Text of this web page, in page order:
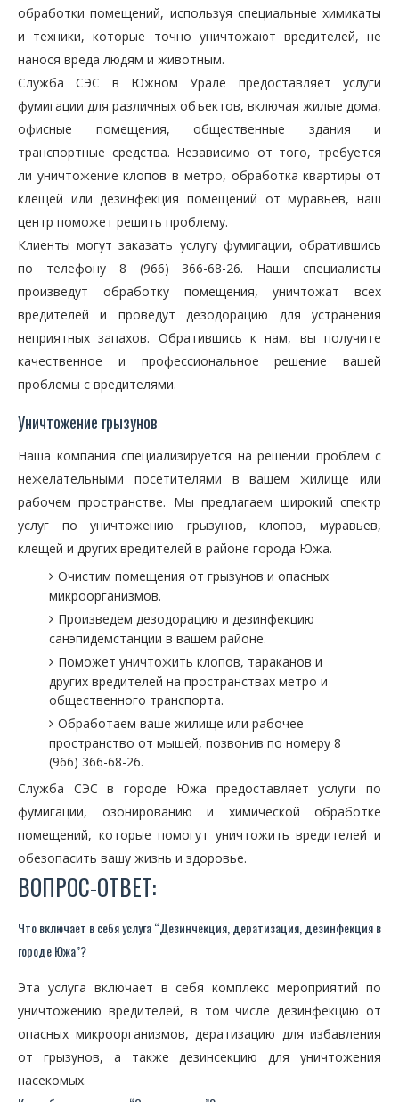
обработки помещений, используя специальные химикаты
и техники, которые точно уничтожают вредителей, не
нанося вреда людям и животным.
Служба СЭС в Южном Урале предоставляет услуги
фумигации для различных объектов, включая жилые дома,
офисные помещения, общественные здания и
транспортные средства. Независимо от того, требуется
ли уничтожение клопов в метро, обработка квартиры от
клещей или дезинфекция помещений от муравьев, наш
центр поможет решить проблему.
Клиенты могут заказать услугу фумигации, обратившись
по телефону 8 (966) 366-68-26. Наши специалисты
произведут обработку помещения, уничтожат всех
вредителей и проведут дезодорацию для устранения
неприятных запахов. Обратившись к нам, вы получите
качественное и профессиональное решение вашей
проблемы с вредителями.
Уничтожение грызунов
Наша компания специализируется на решении проблем с
нежелательными посетителями в вашем жилище или
рабочем пространстве. Мы предлагаем широкий спектр
услуг по уничтожению грызунов, клопов, муравьев,
клещей и других вредителей в районе города Южа.
Очистим помещения от грызунов и опасных
микроорганизмов.
Произведем дезодорацию и дезинфекцию
санэпидемстанции в вашем районе.
Поможет уничтожить клопов, тараканов и
других вредителей на пространствах метро и
общественного транспорта.
Обработаем ваше жилище или рабочее
пространство от мышей, позвонив по номеру 8
(966) 366-68-26.
Служба СЭС в городе Южа предоставляет услуги по
фумигации, озонированию и химической обработке
помещений, которые помогут уничтожить вредителей и
обезопасить вашу жизнь и здоровье.
ВОПРОС-ОТВЕТ:
Что включает в себя услуга “Дезинчекция, дератизация, дезинфекция в
городе Южа”?
Эта услуга включает в себя комплекс мероприятий по
уничтожению вредителей, в том числе дезинфекцию от
опасных микроорганизмов, дератизацию для избавления
от грызунов, а также дезинсекцию для уничтожения
насекомых.